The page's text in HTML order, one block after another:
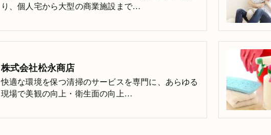
り、個人宅から大型の商業施設まで…
株式会社松永商店
快適な環境を保つ清掃のサービスを専門に、あらゆる
現場で美観の向上・衛生面の向上…